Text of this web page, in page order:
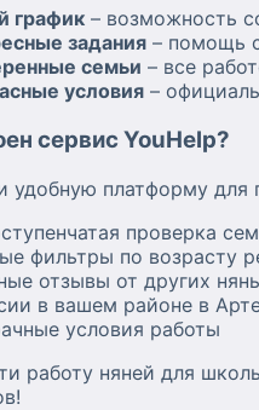
график – возможность
задания – помощь
семьи – все
условия –
сервис YouHelp?
удобную платформу для
проверка
фильтры по возрасту
отзывы от других
в вашем районе в
условия работы
работу няней для